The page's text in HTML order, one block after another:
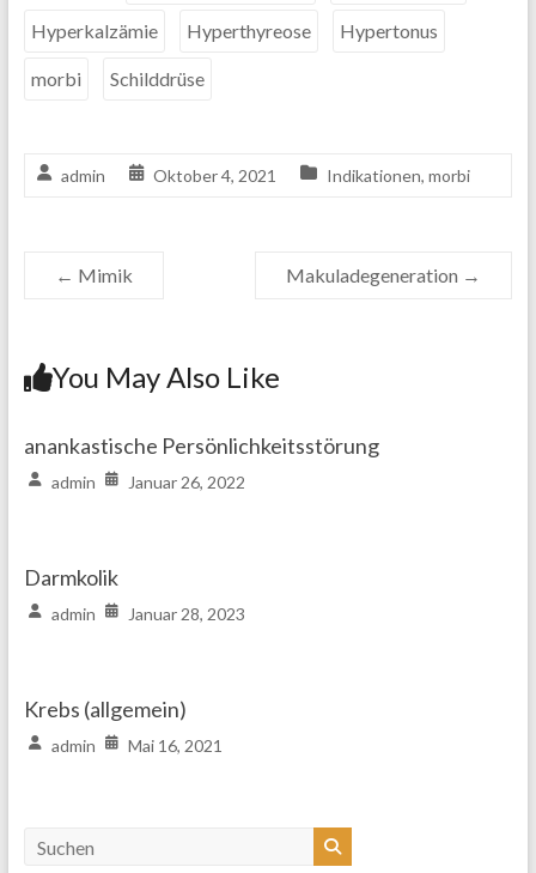
Hyperkalzämie Hyperthyreose Hypertonus
morbi Schilddrüse
admin Oktober 4, 2021 Indikationen, morbi
← Mimik Makuladegeneration →
You May Also Like
anankastische Persönlichkeitsstörung
admin Januar 26, 2022
Darmkolik
admin Januar 28, 2023
Krebs (allgemein)
admin Mai 16, 2021